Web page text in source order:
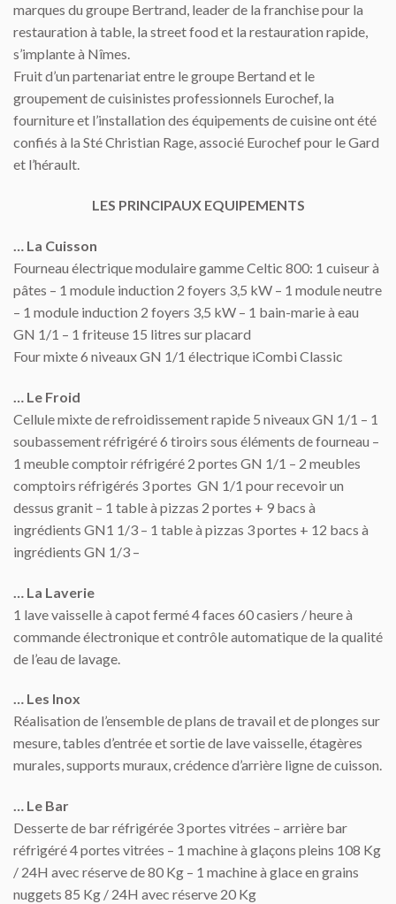
marques du groupe Bertrand, leader de la franchise pour la
restauration à table, la street food et la restauration rapide,
s’implante à Nîmes.
Fruit d’un partenariat entre le groupe Bertand et le
groupement de cuisinistes professionnels Eurochef, la
fourniture et l’installation des équipements de cuisine ont été
confiés à la Sté Christian Rage, associé Eurochef pour le Gard
et l’hérault.
LES PRINCIPAUX EQUIPEMENTS
… La Cuisson
Fourneau électrique modulaire gamme Celtic 800: 1 cuiseur à
pâtes – 1 module induction 2 foyers 3,5 kW – 1 module neutre
– 1 module induction 2 foyers 3,5 kW – 1 bain-marie à eau
GN 1/1 – 1 friteuse 15 litres sur placard
Four mixte 6 niveaux GN 1/1 électrique iCombi Classic
… Le Froid
Cellule mixte de refroidissement rapide 5 niveaux GN 1/1 – 1
soubassement réfrigéré 6 tiroirs sous éléments de fourneau –
1 meuble comptoir réfrigéré 2 portes GN 1/1 – 2 meubles
comptoirs réfrigérés 3 portes GN 1/1 pour recevoir un
dessus granit – 1 table à pizzas 2 portes + 9 bacs à
ingrédients GN1 1/3 – 1 table à pizzas 3 portes + 12 bacs à
ingrédients GN 1/3 –
… La Laverie
1 lave vaisselle à capot fermé 4 faces 60 casiers / heure à
commande électronique et contrôle automatique de la qualité
de l’eau de lavage.
… Les Inox
Réalisation de l’ensemble de plans de travail et de plonges sur
mesure, tables d’entrée et sortie de lave vaisselle, étagères
murales, supports muraux, crédence d’arrière ligne de cuisson.
… Le Bar
Desserte de bar réfrigérée 3 portes vitrées – arrière bar
réfrigéré 4 portes vitrées – 1 machine à glaçons pleins 108 Kg
/ 24H avec réserve de 80 Kg – 1 machine à glace en grains
nuggets 85 Kg / 24H avec réserve 20 Kg